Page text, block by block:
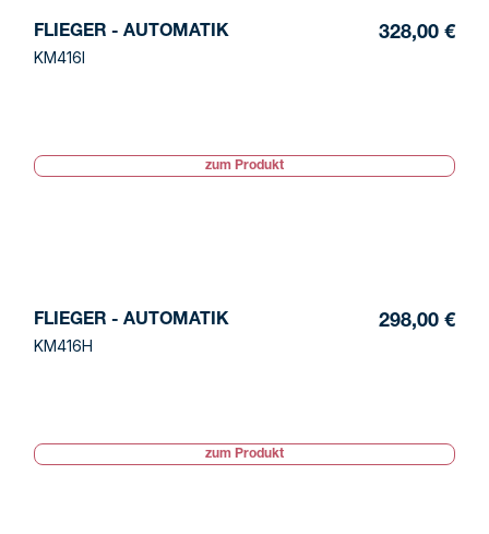
FLIEGER - AUTOMATIK
KM416I
328,00 €
zum Produkt
FLIEGER - AUTOMATIK
KM416H
298,00 €
zum Produkt